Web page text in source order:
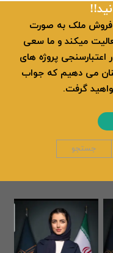
زمینه پیش فروش ملک به صورت
منطقه 22 تهران فعالیت میکند و ما سعی
پروژه های
می دهیم که جواب
گرفت.
جستجو